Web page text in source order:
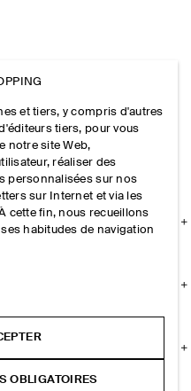
et tiers, y compris d'autres
tiers, pour vous
notre site Web,
réaliser des
personnalisées sur nos
sur Internet et via les
cette fin, nous recueillons
habitudes de navigation
OBLIGATOIRES